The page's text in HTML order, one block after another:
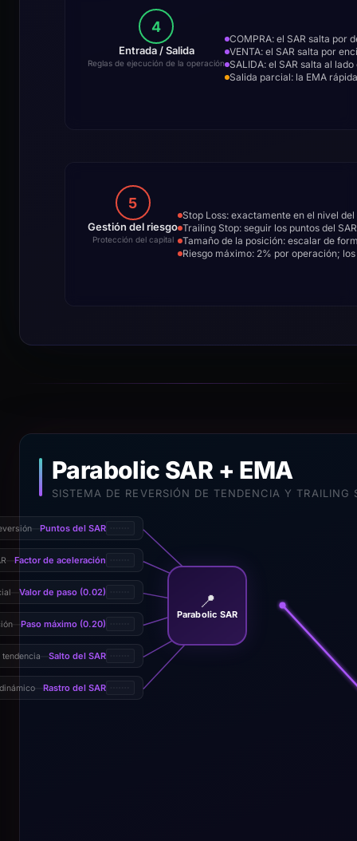
4
Entrada / Salida
Reglas de ejecución de la operación
COMPRA: el SAR salta por
VENTA: el SAR salta por
SALIDA: el SAR salta al
Salida parcial: la EMA
5
Gestión del riesgo
Protección del capital
Stop Loss: exactamente en el nivel
Trailing Stop: seguir los puntos del
Tamaño de la posición: escalar de
Riesgo máximo: 2% por operación;
Parabolic SAR + EMA
SISTEMA DE REVERSIÓN DE TENDENCIA Y TRAILING
📍
Parabolic SAR
Puntos del SAR
Factor de aceleración
Valor de paso (0.02)
Paso máximo (0.20)
Salto del SAR
Rastro del SAR